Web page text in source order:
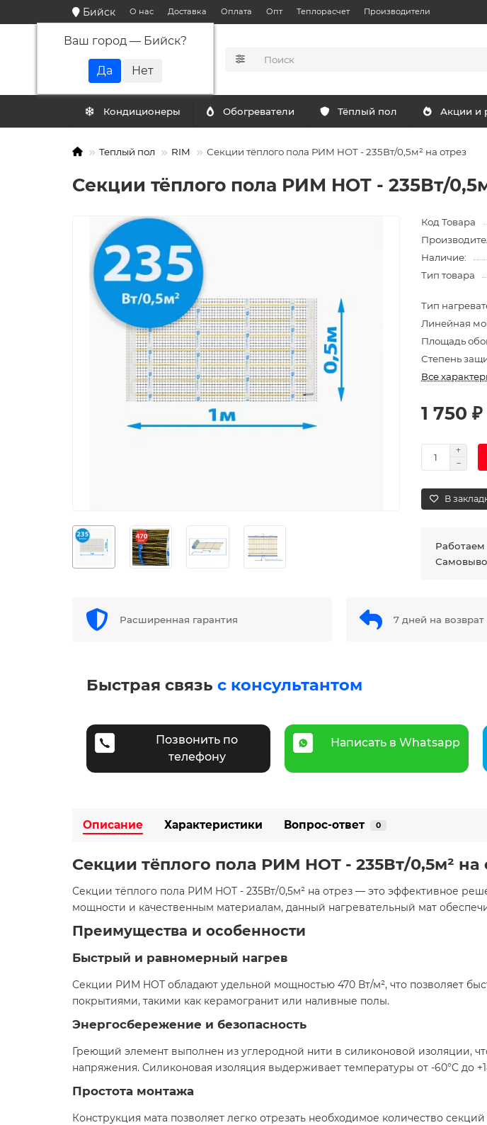
Бийск
Ваш город — Бийск?
О нас Доставка Оплата Опт Теплорасчет Производители
Кондиционеры Обогреватели Тёплый пол Акции и
Теплый пол RIM Секции тёплого пола РИМ HOT - 235Вт/0,5м² на отрез
Секции тёплого пола РИМ HOT - 235Вт/
Код Товара
Наличие:
Тип товара
Тип
Линейная
Площадь
Степень
Все
1 750 ₽
В
Расширенная гарантия 7 дней на возврат
Быстрая связь с консультантом
Позвонить по
телефону
Написать в Whatsapp
Описание Характеристики Вопрос-ответ 0
Секции тёплого пола РИМ HOT - 235Вт/0,5м² на
Секции тёплого пола РИМ HOT - 235Вт/0,5м² на отрез — это эффективное
мощности и качественным материалам, данный нагревательный мат
Преимущества и особенности
Быстрый и равномерный нагрев
Секции РИМ HOT обладают удельной мощностью 470 Вт/м², что позволяет
покрытиями, такими как керамогранит или наливные полы.
Энергосбережение и безопасность
Греющий элемент выполнен из углеродной нити в силиконовой изоляции,
напряжения. Силиконовая изоляция выдерживает температуры от -60°C до
Простота монтажа
Конструкция мата позволяет легко отрезать необходимое количество